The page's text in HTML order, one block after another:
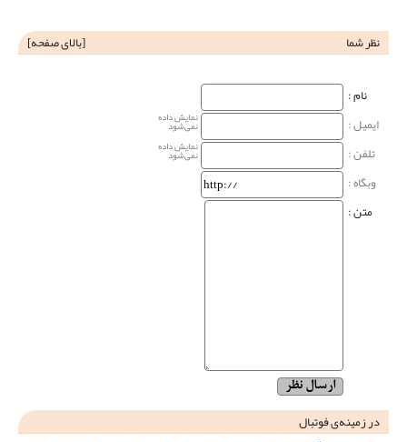
نظر شما [بالای صفحه]
نام‌ :
ایمیل :
نمایش داده
نمی‌شود
تلفن : نمایش داده
نمی‌شود
وبگاه‌ :
متن :
در زمینه‌ی فوتبال